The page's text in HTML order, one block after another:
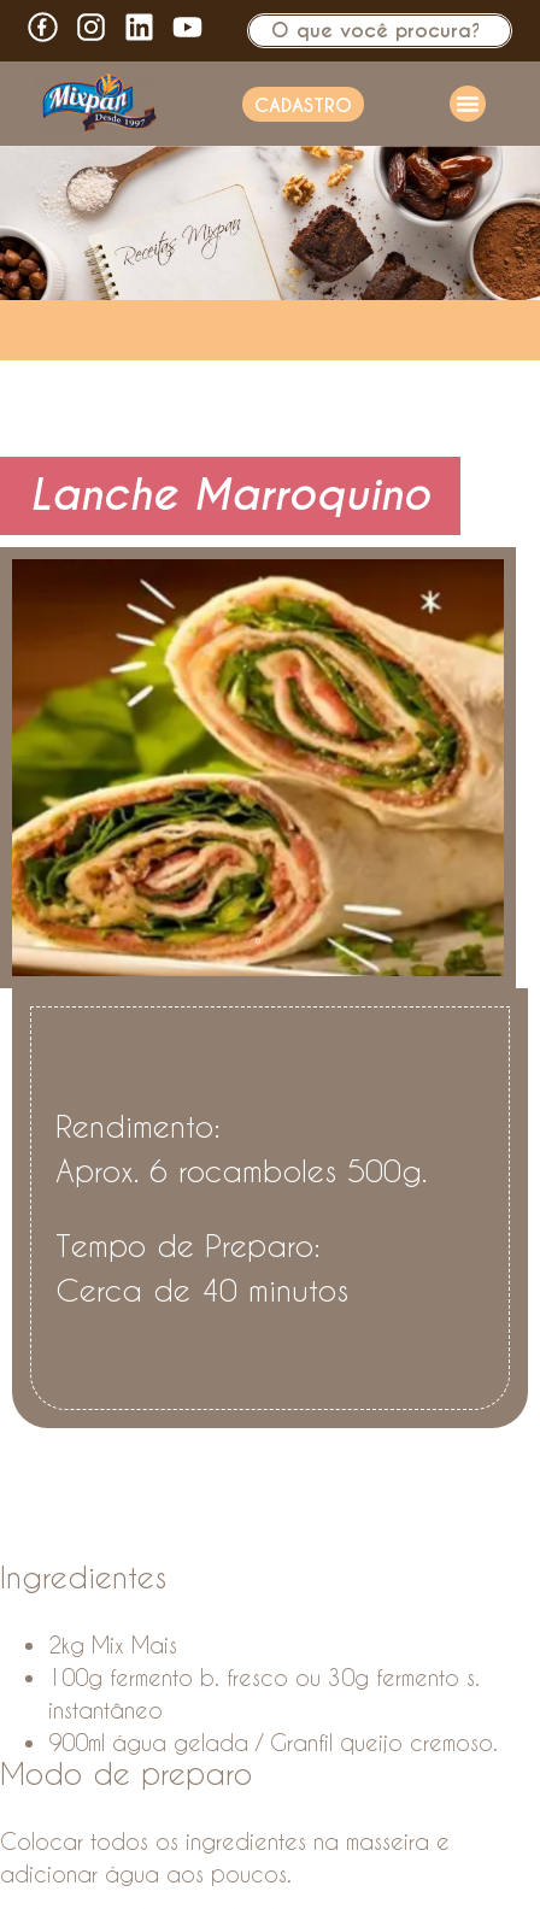
CADASTRO
Lanche Marroquino
Rendimento:
Aprox. 6 rocamboles 500g.
Tempo de Preparo:
Cerca de 40 minutos
Ingredientes
2kg Mix Mais
100g fermento b. fresco ou 30g fermento s.
instantâneo
900ml água gelada / Granfil queijo cremoso.
Modo de preparo
Colocar todos os ingredientes na masseira e
adicionar água aos poucos.